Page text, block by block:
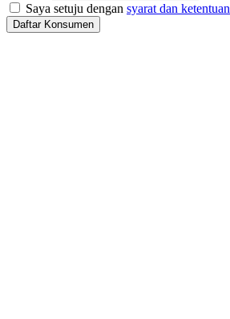
Saya setuju dengan syarat dan ketentuan
Daftar Konsumen